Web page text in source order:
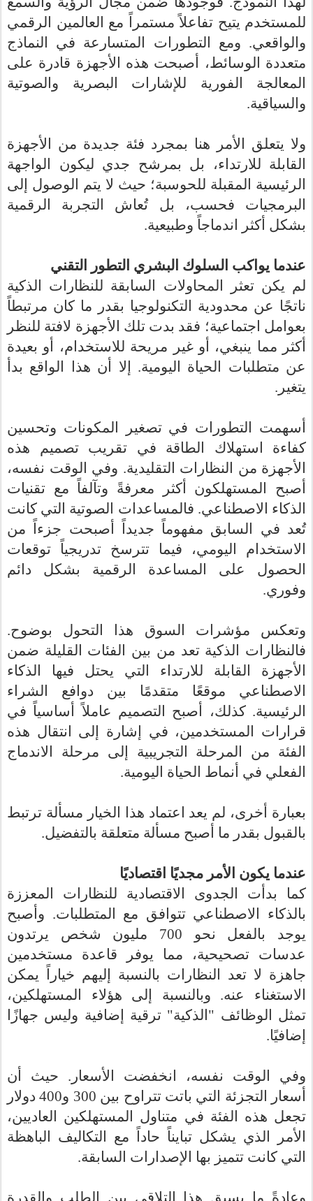
للمستخدم يتيح تفاعلاً مستمراً مع العالمين الرقمي
والواقعي. ومع التطورات المتسارعة في النماذج
متعددة الوسائط، أصبحت هذه الأجهزة قادرة على
المعالجة الفورية للإشارات البصرية والصوتية
والسياقية.
ولا يتعلق الأمر هنا بمجرد فئة جديدة من الأجهزة
القابلة للارتداء، بل بمرشح جدي ليكون الواجهة
الرئيسية المقبلة للحوسبة؛ حيث لا يتم الوصول إلى
البرمجيات فحسب، بل تُعاش التجربة الرقمية
بشكل أكثر اندماجاً وطبيعية.
عندما يواكب السلوك البشري التطور التقني
لم يكن تعثر المحاولات السابقة للنظارات الذكية
ناتجًا عن محدودية التكنولوجيا بقدر ما كان مرتبطاً
بعوامل اجتماعية؛ فقد بدت تلك الأجهزة لافتة للنظر
أكثر مما ينبغي، أو غير مريحة للاستخدام، أو بعيدة
عن متطلبات الحياة اليومية. إلا أن هذا الواقع بدأ
يتغير.
أسهمت التطورات في تصغير المكونات وتحسين
كفاءة استهلاك الطاقة في تقريب تصميم هذه
الأجهزة من النظارات التقليدية. وفي الوقت نفسه،
أصبح المستهلكون أكثر معرفةً وتآلفاً مع تقنيات
الذكاء الاصطناعي. فالمساعدات الصوتية التي كانت
تُعد في السابق مفهوماً جديداً أصبحت جزءاً من
الاستخدام اليومي، فيما تترسخ تدريجياً توقعات
الحصول على المساعدة الرقمية بشكل دائم
وفوري.
وتعكس مؤشرات السوق هذا التحول بوضوح.
فالنظارات الذكية تعد من بين الفئات القليلة ضمن
الأجهزة القابلة للارتداء التي يحتل فيها الذكاء
الاصطناعي موقعًا متقدمًا بين دوافع الشراء
الرئيسية. كذلك، أصبح التصميم عاملاً أساسياً في
قرارات المستخدمين، في إشارة إلى انتقال هذه
الفئة من المرحلة التجريبية إلى مرحلة الاندماج
الفعلي في أنماط الحياة اليومية.
بعبارة أخرى، لم يعد اعتماد هذا الخيار مسألة ترتبط
بالقبول بقدر ما أصبح مسألة متعلقة بالتفضيل.
عندما يكون الأمر مجديًا اقتصاديًا
كما بدأت الجدوى الاقتصادية للنظارات المعززة
بالذكاء الاصطناعي تتوافق مع المتطلبات. وأصبح
يوجد بالفعل نحو 700 مليون شخص يرتدون
عدسات تصحيحية، مما يوفر قاعدة مستخدمين
جاهزة لا تعد النظارات بالنسبة إليهم خياراً يمكن
الاستغناء عنه. وبالنسبة إلى هؤلاء المستهلكين،
تمثل الوظائف "الذكية" ترقية إضافية وليس جهازًا
إضافيًا.
وفي الوقت نفسه، انخفضت الأسعار. حيث أن
أسعار التجزئة التي باتت تتراوح بين 300 و400 دولار
تجعل هذه الفئة في متناول المستهلكين العاديين،
الأمر الذي يشكل تبايناً حاداً مع التكاليف الباهظة
التي كانت تتميز بها الإصدارات السابقة.
وعادةً ما يسبق هذا التلاقي بين الطلب والقدرة